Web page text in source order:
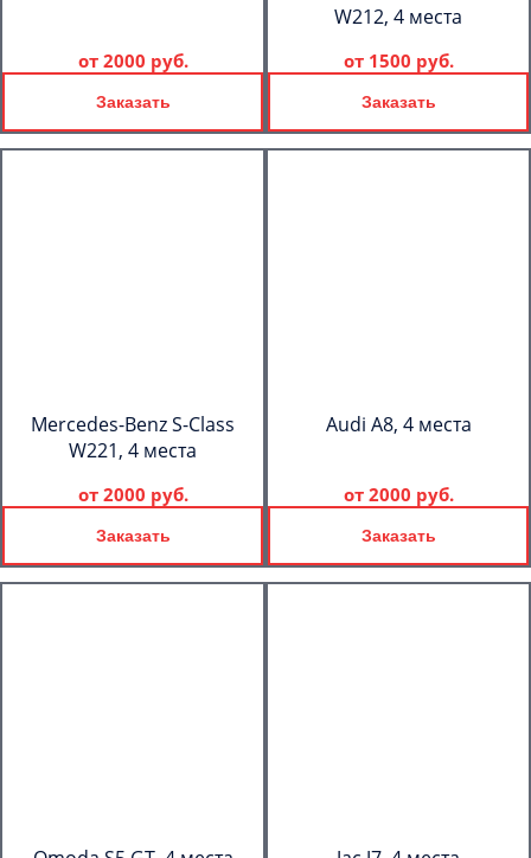
от 2000 руб.
Заказать
W212, 4 места
от 1500 руб.
Заказать
Mercedes-Benz S-Class
W221, 4 места
от 2000 руб.
Заказать
Audi A8, 4 места
от 2000 руб.
Заказать